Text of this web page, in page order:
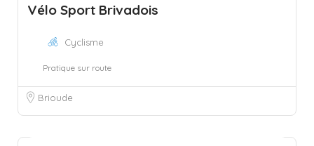
Vélo Sport Brivadois
Cyclisme
Pratique sur route
Brioude